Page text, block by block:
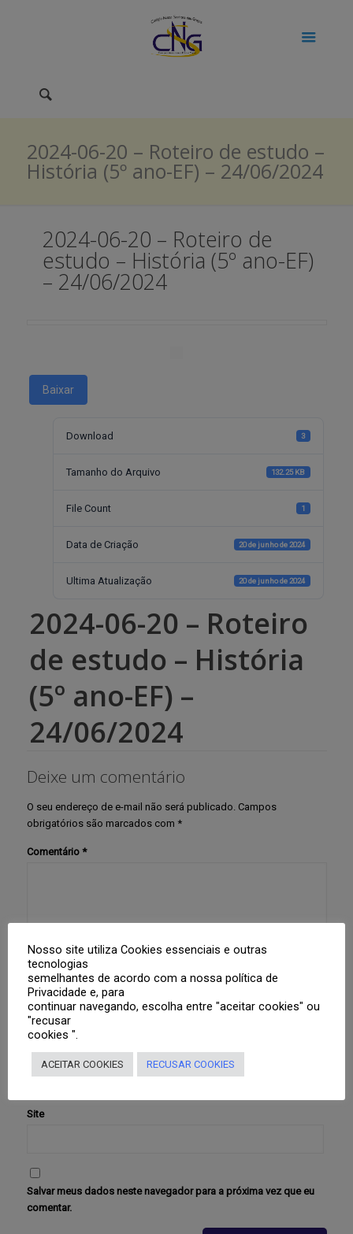
2024-06-20 – Roteiro de estudo –
História (5º ano-EF) – 24/06/2024
2024-06-20 – Roteiro de
estudo – História (5º ano-EF)
– 24/06/2024
Baixar
Download 3
Tamanho do Arquivo 132.25 KB
File Count 1
Data de Criação 20 de junho de 2024
Ultima Atualização 20 de junho de 2024
2024-06-20 – Roteiro
de estudo – História
(5º ano-EF) –
24/06/2024
Deixe um comentário
O seu endereço de e-mail não será publicado. Campos
obrigatórios são marcados com *
Comentário *
Nome*
E-mail*
Site
Salvar meus dados neste navegador para a próxima vez que eu
comentar.
Nosso site utiliza Cookies essenciais e outras
tecnologias
semelhantes de acordo com a nossa política de
Privacidade e, para
continuar navegando, escolha entre "aceitar cookies" ou
"recusar
cookies ".
ACEITAR COOKIES RECUSAR COOKIES